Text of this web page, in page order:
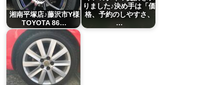
湘南平塚店♪藤沢市Y様
TOYOTA 86…
りました♪決め手は「価
格、予約のしやすさ、
…